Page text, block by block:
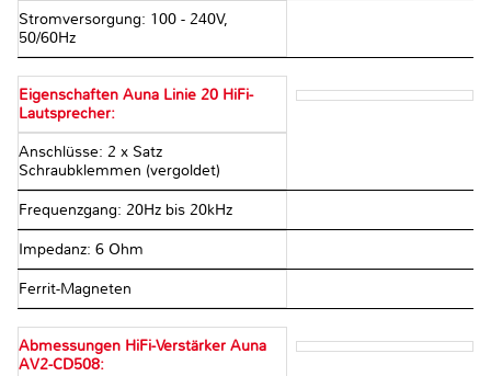
Stromversorgung: 100 - 240V,
50/60Hz
Eigenschaften Auna Linie 20 HiFi-
Lautsprecher:
Anschlüsse: 2 x Satz
Schraubklemmen (vergoldet)
Frequenzgang: 20Hz bis 20kHz
Impedanz: 6 Ohm
Ferrit-Magneten
Abmessungen HiFi-Verstärker Auna
AV2-CD508: